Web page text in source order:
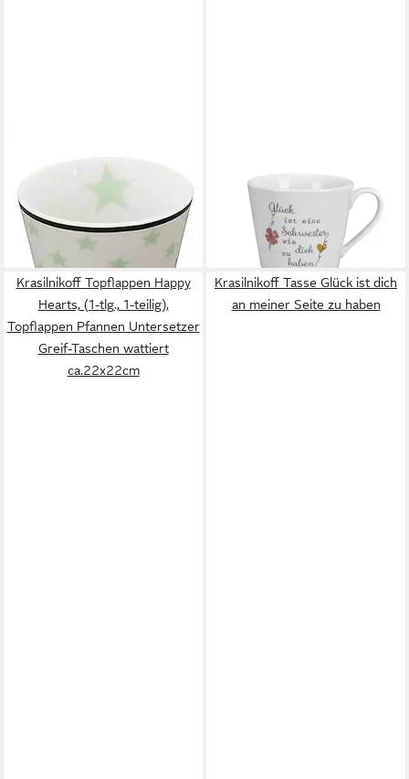
Espressotasse Krasilnikoff
Espresso Tasse STERNE
Weiß Grün
5,95 €
lieferbar - in 3-4 Werktagen bei dir
eine Schwester
10,95 €
lieferbar - in 2-3 Werktagen bei dir
Krasilnikoff Topflappen Happy
Hearts, (1-tlg., 1-teilig),
Topflappen Pfannen Untersetzer
Greif-Taschen wattiert
ca.22x22cm
Krasilnikoff Tasse Glück ist dich
an meiner Seite zu haben